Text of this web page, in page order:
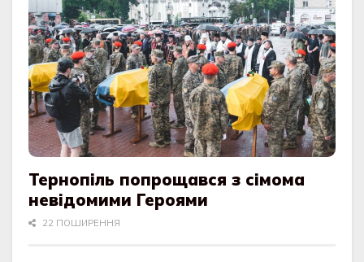
Тернопіль попрощався з сімома
невідомими Героями
22 ПОШИРЕННЯ